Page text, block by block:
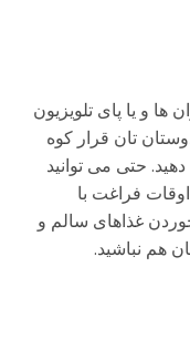
ها و یا پای تلویزیون
تان قرار کوه
حتی می توانید
فراغت با
غذاهای سالم و
هم نباشید.